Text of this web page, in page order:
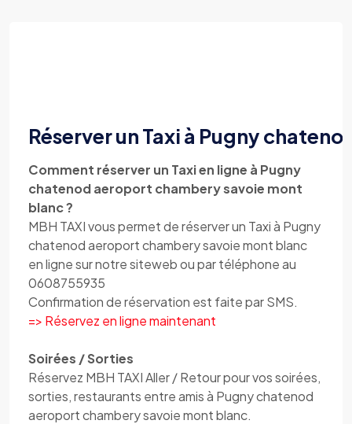
Réserver un Taxi à Pugny
Comment réserver un Taxi en ligne à Pugny
chatenod aeroport chambery savoie mont
blanc ?
MBH TAXI vous permet de réserver un Taxi à Pugny
chatenod aeroport chambery savoie mont blanc
en ligne sur notre siteweb ou par téléphone au
0608755935
Confirmation de réservation est faite par SMS.
=> Réservez en ligne maintenant
Soirées / Sorties
Réservez MBH TAXI Aller / Retour pour vos soirées,
sorties, restaurants entre amis à Pugny chatenod
aeroport chambery savoie mont blanc.